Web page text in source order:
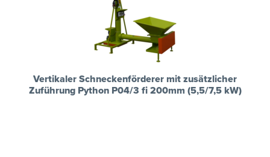
Vertikaler Schneckenförderer mit zusätzlicher
Zuführung Python P04/3 fi 200mm (5,5/7,5 kW)